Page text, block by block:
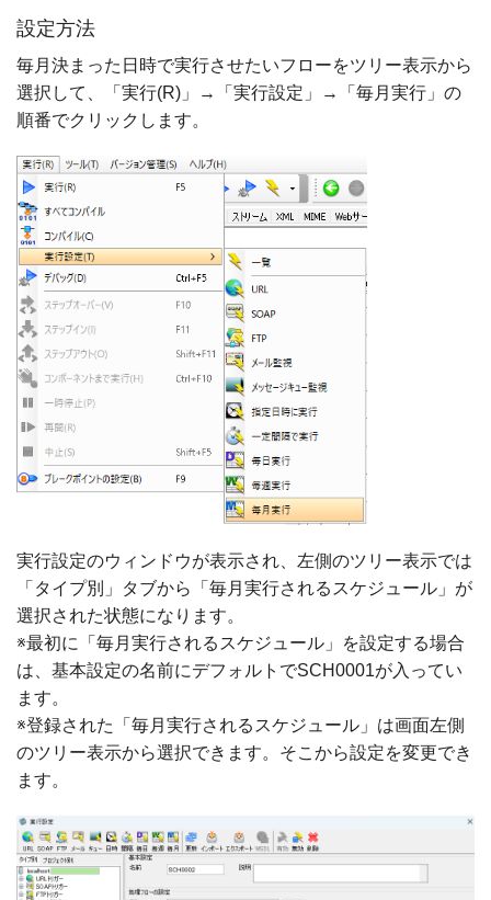
設定方法
毎月決まった日時で実行させたいフローをツリー表示から
選択して、「実行(R)」→「実行設定」→「毎月実行」の
順番でクリックします。
実行設定のウィンドウが表示され、左側のツリー表示では
「タイプ別」タブから「毎月実行されるスケジュール」が
選択された状態になります。
※最初に「毎月実行されるスケジュール」を設定する場合
は、基本設定の名前にデフォルトでSCH0001が入ってい
ます。
※登録された「毎月実行されるスケジュール」は画面左側
のツリー表示から選択できます。そこから設定を変更でき
ます。